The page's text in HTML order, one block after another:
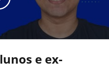
e ex-